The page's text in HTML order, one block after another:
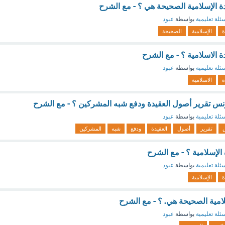
الإسلامية الصحيحة هي ؟ - مع الشرح
تعليمية بواسطة عبود
الإسلامية الصحيحة
الاسلامية ؟ - مع الشرح
تعليمية بواسطة عبود
الاسلامية
تقرير أصول العقيدة ودفع شبه المشركين ؟ - مع الشرح
تعليمية بواسطة عبود
تقرير أصول العقيدة ودفع شبه المشركين
الإسلامية ؟ - مع الشرح
تعليمية بواسطة عبود
الإسلامية
الصحيحة هي. ؟ - مع الشرح
تعليمية بواسطة عبود